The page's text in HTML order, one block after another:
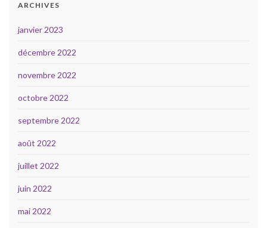
ARCHIVES
janvier 2023
décembre 2022
novembre 2022
octobre 2022
septembre 2022
août 2022
juillet 2022
juin 2022
mai 2022